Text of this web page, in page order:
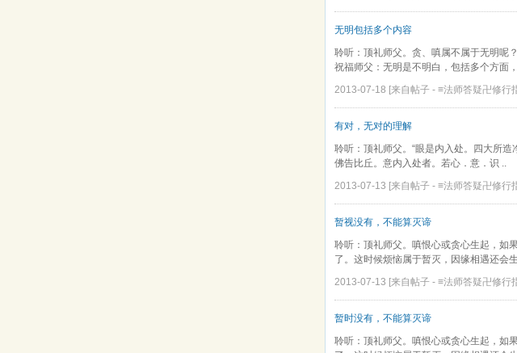
无明包括多个内容
聆听：顶礼师父。贪、嗔属不属于无明呢
祝福师父：无明是不明白，包括多个方面
2013-07-18 [来自帖子 - ≡法师答疑卍修行
有对，无对的理解
聆听：顶礼师父。“眼是内入处。四大所
佛告比丘。意内入处者。若心．意．识 ..
2013-07-13 [来自帖子 - ≡法师答疑卍修行
暂视没有，不能算灭谛
聆听：顶礼师父。嗔恨心或贪心生起，如
了。这时候烦恼属于暂灭，因缘相遇还会
2013-07-13 [来自帖子 - ≡法师答疑卍修行
暂时没有，不能算灭谛
聆听：顶礼师父。嗔恨心或贪心生起，如